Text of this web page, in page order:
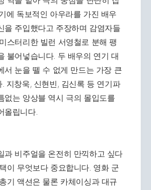
에 독보적인 아우라를 가진 배우
을 주입했다고 주장하며 감염자들
스터리한 빌런 서영철로 분해 팽
불어넣습니다. 두 배우의 연기 대
서 눈을 뗄 수 없게 만드는 가장 큰
지창욱, 신현빈, 김신록 등 연기파
없는 앙상블 역시 극의 몰입도를
올립니다.
과 비주얼을 온전히 만끽하고 싶다
이 무엇보다 중요합니다. 영화 군
기 액션은 물론 카체이싱과 대규